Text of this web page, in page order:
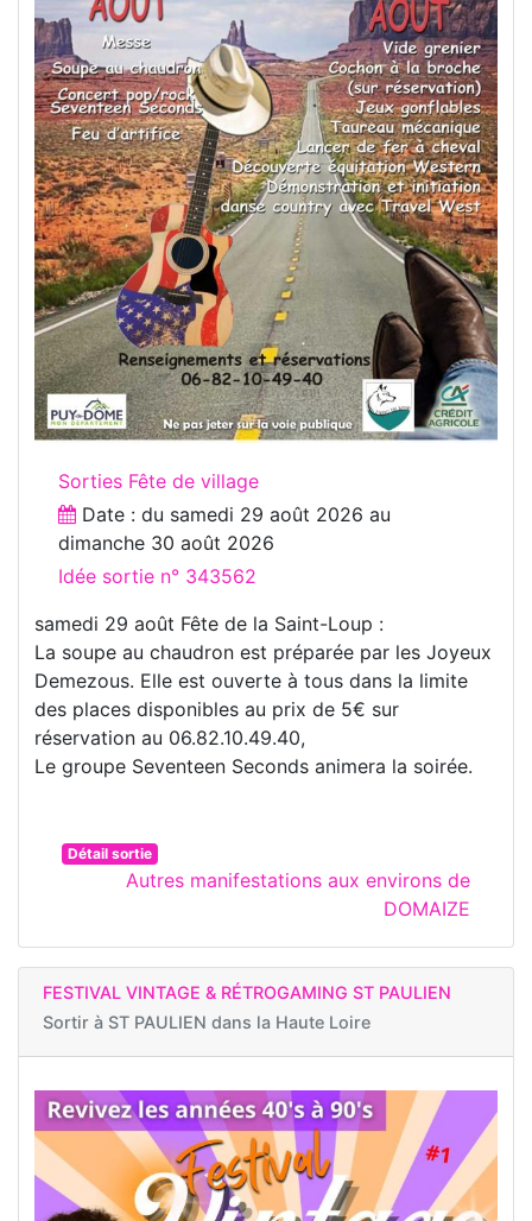
Sorties Fête de village
Date : du samedi 29 août 2026 au
dimanche 30 août 2026
Idée sortie n° 343562
samedi 29 août Fête de la Saint-Loup :
La soupe au chaudron est préparée par les Joyeux
Demezous. Elle est ouverte à tous dans la limite
des places disponibles au prix de 5€ sur
réservation au 06.82.10.49.40,
Le groupe Seventeen Seconds animera la soirée.
Détail sortie
Autres manifestations aux environs de
DOMAIZE
FESTIVAL VINTAGE & RÉTROGAMING ST PAULIEN
Sortir à ST PAULIEN dans la Haute Loire